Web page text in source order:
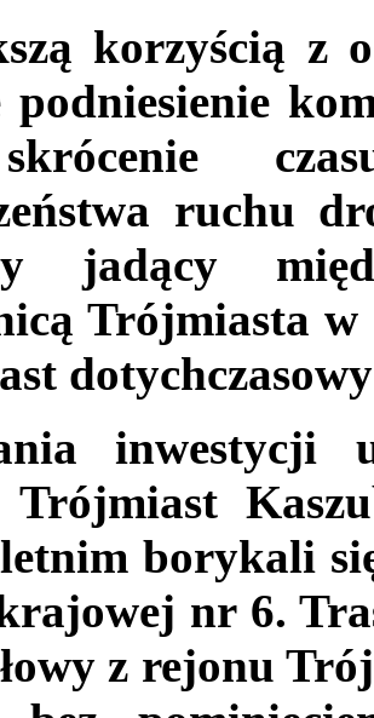
korzyścią z
podniesienie
ruchu
jadący
Trójmiasta
inwestycji
Trójmiast
letnim borykali
nr 6.
z rejonu